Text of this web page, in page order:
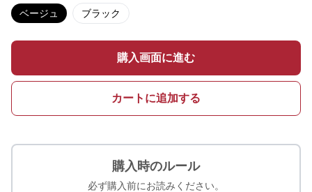
ベージュ ブラック
購入画面に進む
カートに追加する
購入時のルール
必ず購入前にお読みください。